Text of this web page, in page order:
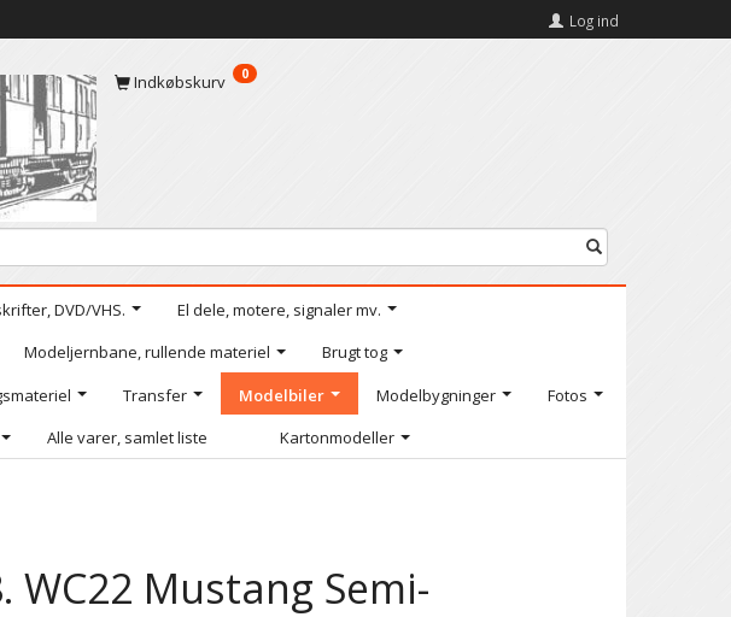
Log ind
Indkøbskurv 0
DVD/VHS.
El dele, motere, signaler mv.
Modeljernbane, rullende materiel
Brugt tog
Transfer Modelbiler Modelbygninger
Fotos
Alle varer, samlet liste Kartonmodeller
WC22 Mustang Semi-